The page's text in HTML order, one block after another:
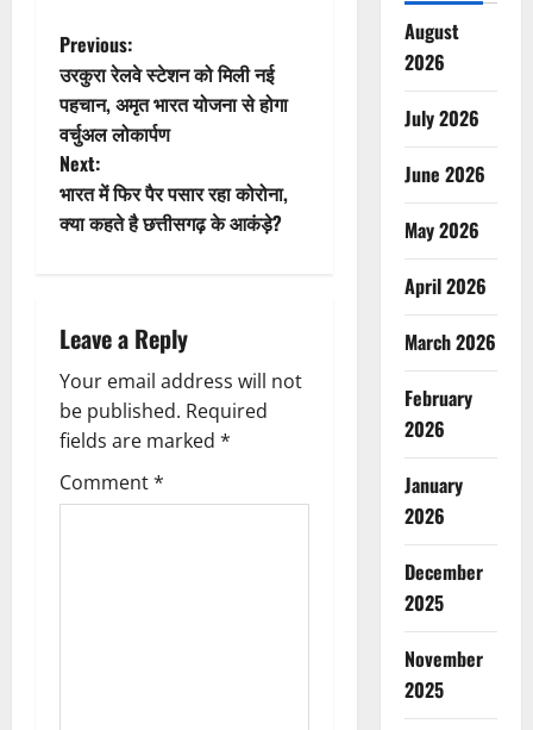
P
o
s
t
v
i
g
a
Previous:
उरकुरा रेलवे स्टेशन को मिली नई
पहचान, अमृत भारत योजना से होगा
वर्चुअल लोकार्पण
Next:
भारत में फिर पैर पसार रहा कोरोना,
क्या कहते है छत्तीसगढ़ के आकंड़े?
Leave a Reply
Your email address will not
be published. Required
fields are marked *
Comment*
August
2026
July 2026
June 2026
May 2026
April 2026
March 2026
February
2026
January
2026
December
2025
November
2025